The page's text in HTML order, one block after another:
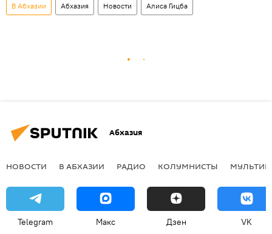
В Абхазии Абхазия Новости Алиса Гицба
Абхазия
НОВОСТИ В АБХАЗИИ РАДИО КОЛУМНИСТЫ
Telegram Макс Дзен VK